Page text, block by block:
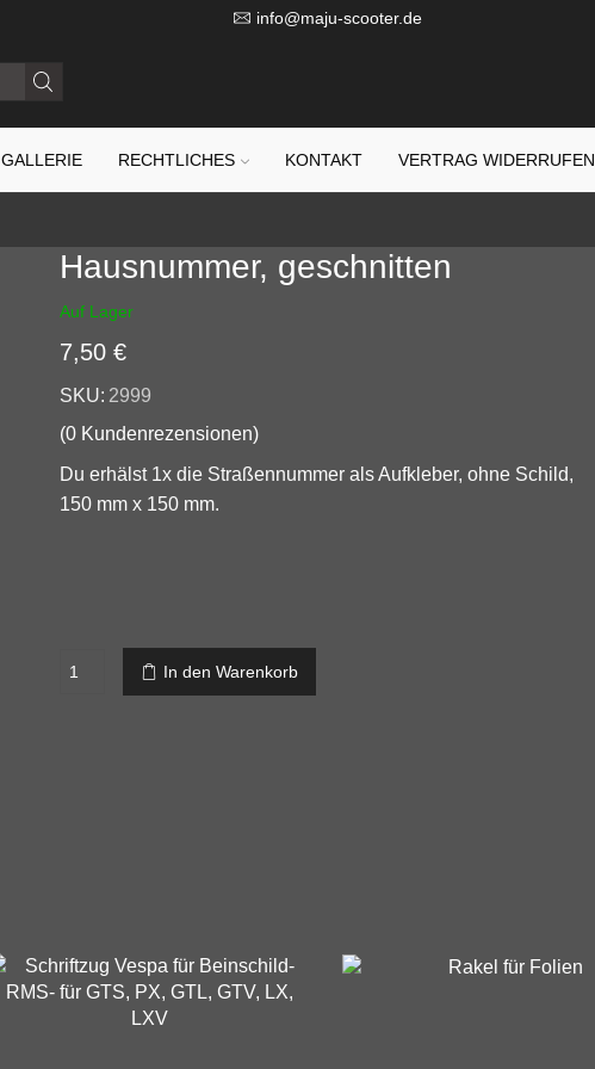
info@maju-scooter.de
GALLERIE RECHTLICHES KONTAKT VERTRAG WIDERRUFEN
Hausnummer, geschnitten
Auf Lager
7,50 €
SKU: 2999
(0 Kundenrezensionen)
Du erhälst 1x die Straßennummer als Aufkleber, ohne Schild,
150 mm x 150 mm.
Hausnummer,
geschnitten
In den Warenkorb